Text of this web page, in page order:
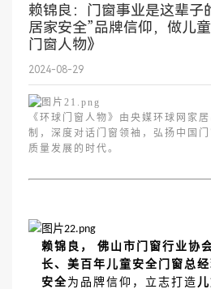
赖锦良：门窗事业是这辈子
居家安全”品牌信仰，做儿
门窗人物》
2024-08-29
《环球门窗人物》由央媒环球网家
制，深度对话门窗领袖，弘扬中国
质量发展的时代。
赖锦良，
佛山市门窗行业协
长、美百年儿童安全门窗总经
安全为品牌信仰，立志打造